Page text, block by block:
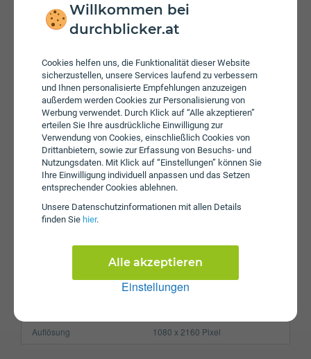
Willkommen bei
durchblicker.at
Cookies helfen uns, die Funktionalität dieser Website
sicherzustellen, unsere Services laufend zu verbessern
und Ihnen personalisierte Empfehlungen anzuzeigen
außerdem werden Cookies zur Personalisierung von
Werbung verwendet. Durch Klick auf “Alle akzeptieren”
erteilen Sie Ihre ausdrückliche Einwilligung zur
Verwendung von Cookies, einschließlich Cookies von
Drittanbietern, sowie zur Erfassung von Besuchs- und
Nutzungsdaten. Mit Klick auf “Einstellungen” können Sie
Ihre Einwilligung individuell anpassen und das Setzen
entsprechender Cookies ablehnen.
Unsere Daten­schutz­informationen mit allen Details
finden Sie hier.
Einstellungen
Alle akzeptieren
NFC
Gerät
Akku
3800 mAh
Speicherkarte
max. 256 GB
Betriebssystem
Android 8.1 Oreo
Prozessor
Octa-Core
Arbeitsspeicher
4 GB
SIM-Karte
Nano-SIM
183g
Auflösung
1080 x 2160 Pixel